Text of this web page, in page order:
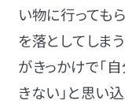
い物に行っても
を落としてしま
がきっかけで「
きない」と思い